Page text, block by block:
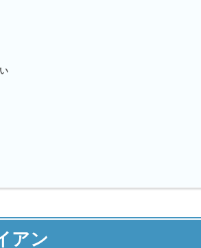
アン